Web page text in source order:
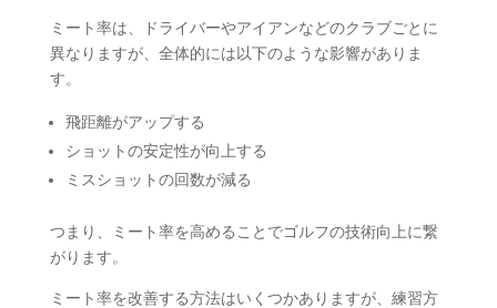
ミート率は、ドライバーやアイアンなどのクラブごとに
異なりますが、全体的には以下のような影響がありま
す。
飛距離がアップする
ショットの安定性が向上する
ミスショットの回数が減る
つまり、ミート率を高めることでゴルフの技術向上に繋
がります。
ミート率を改善する方法はいくつかありますが、練習方